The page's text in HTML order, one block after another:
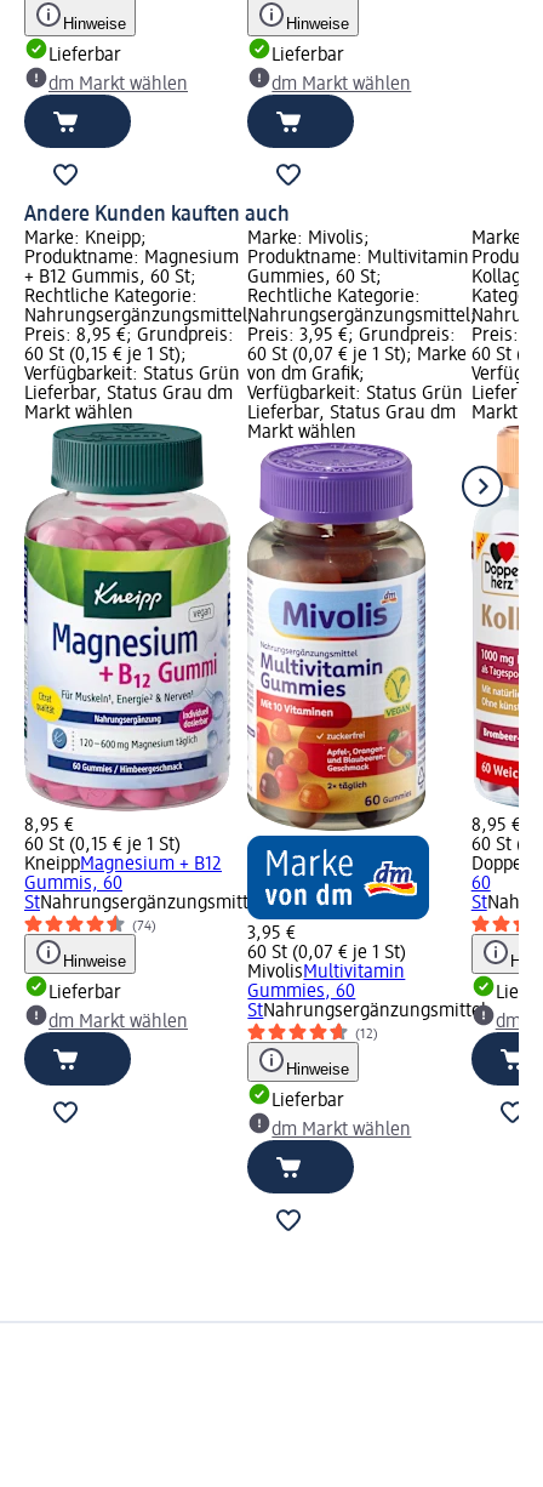
Hinweise
Lieferbar
dm Markt wählen
Hinweise
Lieferbar
dm Markt wählen
Andere Kunden kauften auch
Marke: Kneipp;
Produktname: Magnesium
+ B12 Gummis, 60 St;
Rechtliche Kategorie:
Nahrungsergänzungsmittel;
Preis: 8,95 €; Grundpreis:
60 St (0,15 € je 1 St);
Verfügbarkeit: Status Grün
Lieferbar, Status Grau dm
Markt wählen
8,95 €
60 St (0,15 € je 1 St)
KneippMagnesium + B12
Gummis, 60
StNahrungsergänzungsmittel
(74)
Hinweise
Lieferbar
dm Markt wählen
Marke: Mivolis;
Produktname: Multivitamin
Gummies, 60 St;
Rechtliche Kategorie:
Nahrungsergänzungsmittel;
Preis: 3,95 €; Grundpreis:
60 St (0,07 € je 1 St); Marke
von dm Grafik;
Verfügbarkeit: Status Grün
Lieferbar, Status Grau dm
Markt wählen
3,95 €
60 St (0,07 € je 1 St)
MivolisMultivitamin
Gummies, 60
StNahrungsergänzungsmittel
(12)
Hinweise
Lieferbar
dm Markt wählen
Marke:
Preis:
60 St
Markt
8,95 €
60 St
60
St
dm